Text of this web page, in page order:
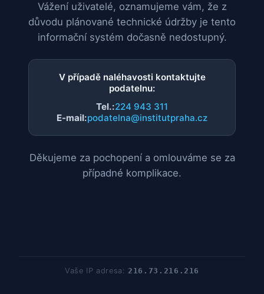
Vážení uživatelé, oznamujeme vám, že z
důvodu plánované technické údržby je tento
informační systém dočasně nedostupný.
V případě naléhavosti kontaktujte
podatelnu:
Tel.:224 943 311
E-mail:podatelna@institutpraha.cz
Děkujeme za pochopení a omlouváme se za
případné komplikace.
Vaše IP adresa:216.73.216.216